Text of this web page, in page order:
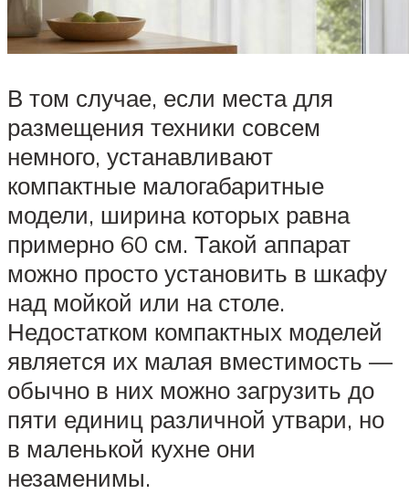
В том случае, если места для
размещения техники совсем
немного, устанавливают
компактные малогабаритные
модели, ширина которых равна
примерно 60 см. Такой аппарат
можно просто установить в шкафу
над мойкой или на столе.
Недостатком компактных моделей
является их малая вместимость —
обычно в них можно загрузить до
пяти единиц различной утвари, но
в маленькой кухне они
незаменимы.